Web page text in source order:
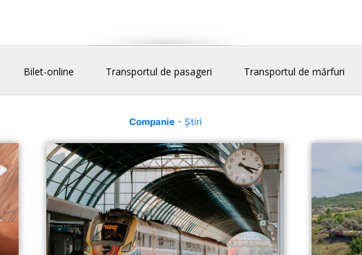
Bilet-online Transportul de pasageri Transportul de mărfuri
Companie- Știri